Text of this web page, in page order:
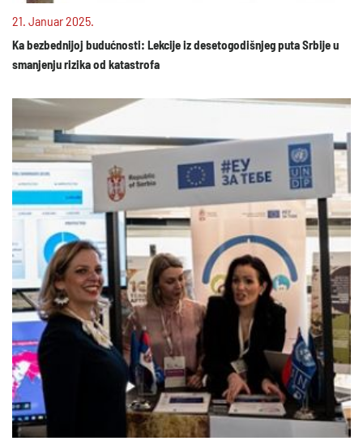
21. Januar 2025.
Ka bezbednijoj budućnosti: Lekcije iz desetogodišnjeg puta Srbije u
smanjenju rizika od katastrofa